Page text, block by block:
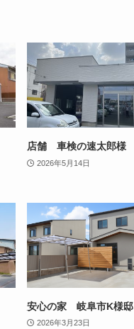
店舗 車検の速太郎様
2026年5月14日
安心の家 岐阜市K様邸
2026年3月23日